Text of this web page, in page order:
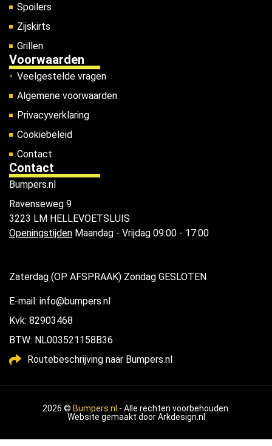
Spoilers
Zijskirts
Grillen
Voorwaarden
Veelgestelde vragen
Algemene voorwaarden
Privacyverklaring
Cookiebeleid
Contact
Contact
Bumpers.nl
Ravenseweg 9
3223 LM HELLEVOETSLUIS
Openingstijden Maandag - Vrijdag 09:00 - 17:00
Zaterdag (OP AFSPRAAK) Zondag GESLOTEN
E-mail: info@bumpers.nl
Kvk: 82903468
BTW: NL003521158B36
Routebeschrijving naar Bumpers.nl
2026 © Bumpers.nl - Alle rechten voorbehouden.
Website gemaakt doorArkdesign.nl